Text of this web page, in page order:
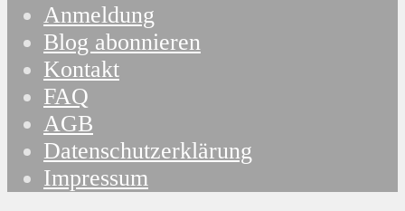
Anmeldung
Blog abonnieren
Kontakt
FAQ
AGB
Datenschutzerklärung
Impressum